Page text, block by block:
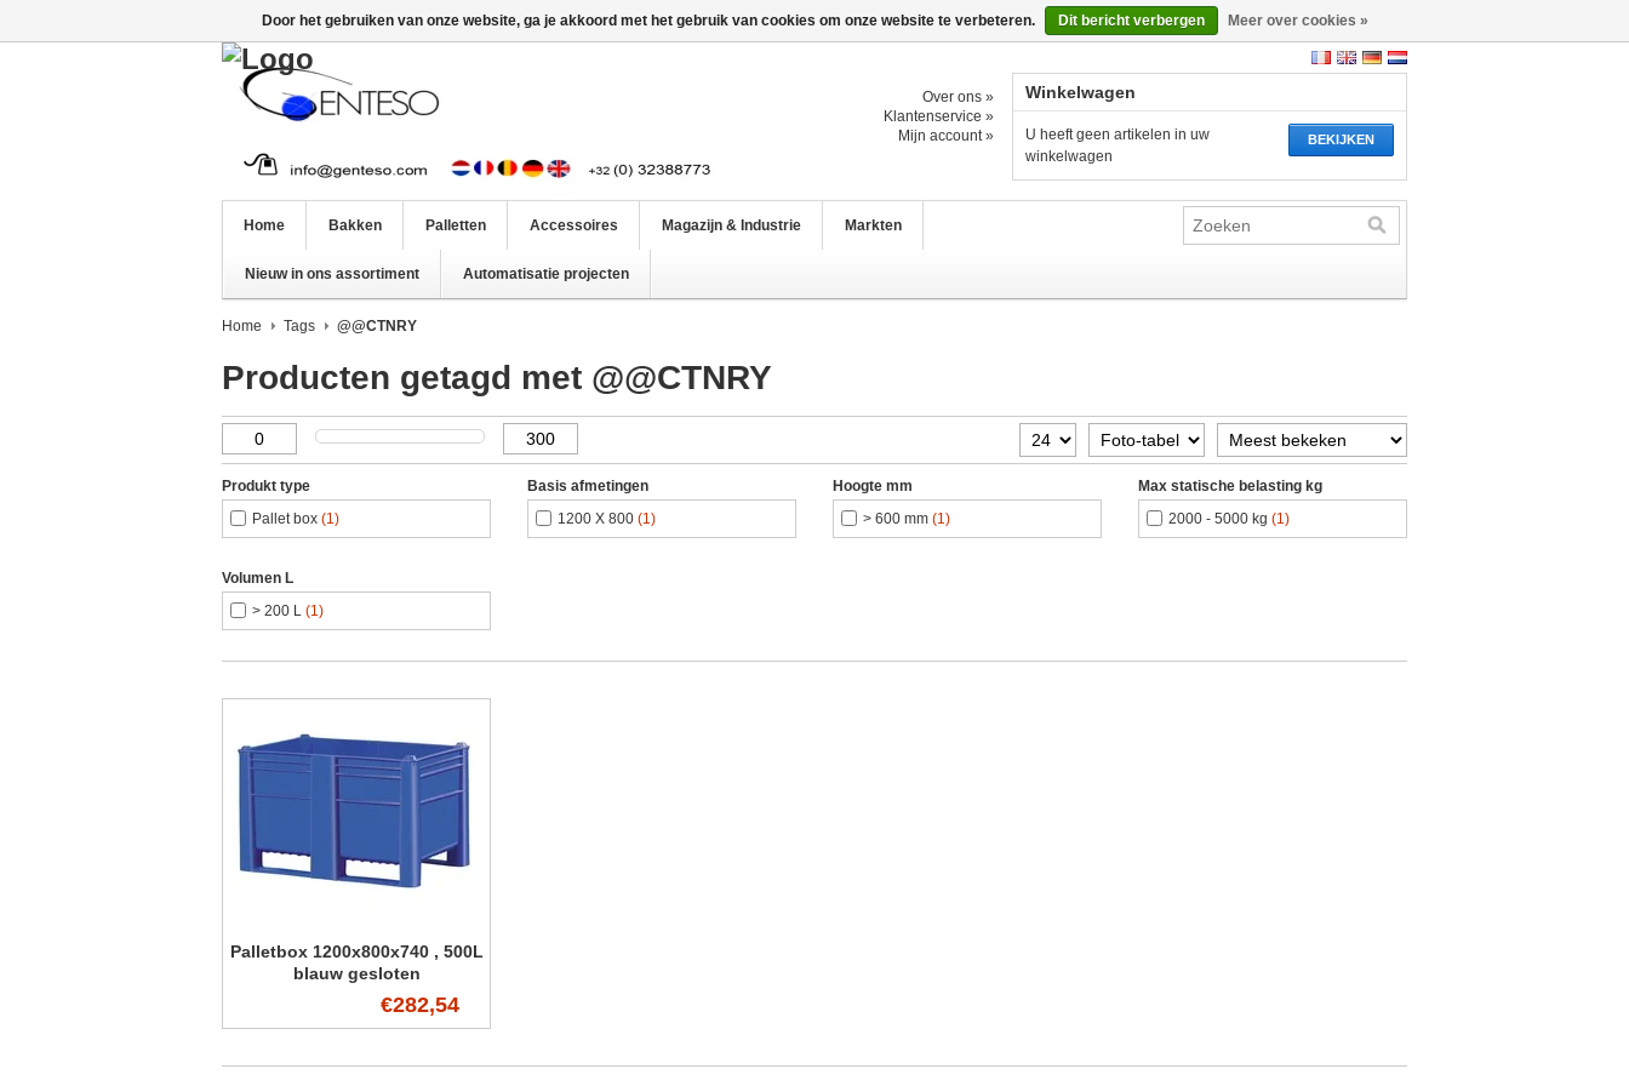
Over ons »
Klantenservice »
Mijn account »
Winkelwagen
BEKIJKEN
U heeft geen artikelen in uw
winkelwagen
Home Bakken Palletten Accessoires Magazijn & Industrie Markten
Nieuw in ons assortiment Automatisatie projecten
Home Tags @@CTNRY
Producten getagd met @@CTNRY
Produkt type
Pallet box (1)
Basis afmetingen
1200 X 800 (1)
Hoogte mm
> 600 mm (1)
Max statische belasting kg
2000 - 5000 kg (1)
Volumen L
> 200 L (1)
Palletbox 1200x800x740 , 500L
blauw gesloten
€282,54
Door het gebruiken van onze website, ga je akkoord met het gebruik van cookies om onze website te verbeteren. Dit bericht verbergen Meer over cookies »